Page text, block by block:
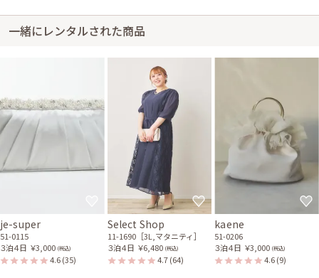
一緒にレンタルされた商品
je-super
51-0115
３泊４日 ￥3,000 (税込)
4.6(35)
Select Shop
11-1690［3L,マタニティ］
３泊４日 ￥6,480 (税込)
4.7(64)
kaene
51-0206
３泊４日 ￥3,000 (税込)
4.6(9)